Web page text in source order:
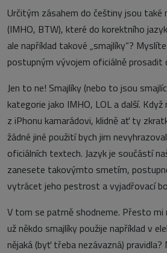
Určitým zásahem do češtiny jsou také
(IMHO, BTW), které do korektního
ale například takové „smajlíky“?
postupným vývojem oficiálně prosadit
Jen to ne! Smajlíky (nebo to jsou
kategorie jako IMHO, LOL a další.
z iPhonu kamarádovi, klidně ať ty
žádné jiné použití bych jim
oficiálních textech. Jazyk je součástí
zanesete takovýmto smetím,
vytrácet jeho pestrost a vyjadřovací
V tom se patrně shodneme. Přesto mi
už někdo smajlíky použije například v
nějaká (byť třeba nezávazná) pravidla?